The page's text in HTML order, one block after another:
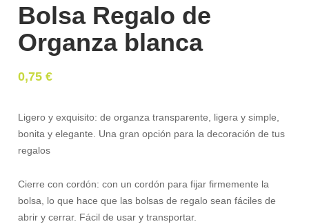
Bolsa Regalo de
Organza blanca
0,75€
Ligero y exquisito: de organza transparente, ligera y simple,
bonita y elegante. Una gran opción para la decoración de tus
regalos
Cierre con cordón: con un cordón para fijar firmemente la
bolsa, lo que hace que las bolsas de regalo sean fáciles de
abrir y cerrar. Fácil de usar y transportar.